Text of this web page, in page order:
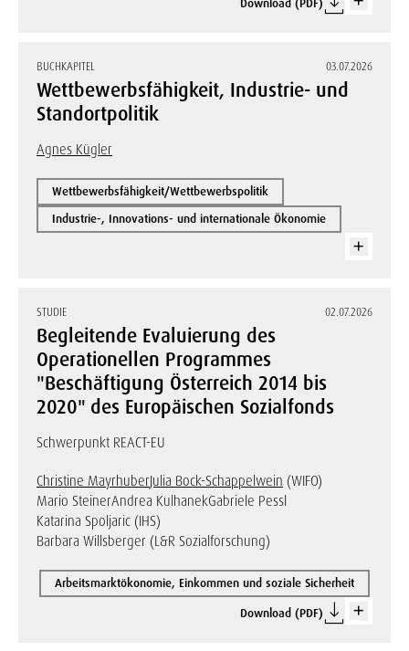
Download (PDF)
BUCHKAPITEL 03.07.2026
Wettbewerbsfähigkeit, Industrie- und
Standortpolitik
Agnes Kügler
Wettbewerbsfähigkeit/Wettbewerbspolitik
Industrie-, Innovations- und internationale Ökonomie
STUDIE 02.07.2026
Begleitende Evaluierung des
Operationellen Programmes
"Beschäftigung Österreich 2014 bis
2020" des Europäischen Sozialfonds
Schwerpunkt REACT-EU
Christine MayrhuberJulia Bock-Schappelwein (WIFO)
Mario SteinerAndrea KulhanekGabriele Pessl
Katarina Spoljaric (IHS)
Barbara Willsberger (L&R Sozialforschung)
Arbeitsmarktökonomie, Einkommen und soziale Sicherheit
Download (PDF)